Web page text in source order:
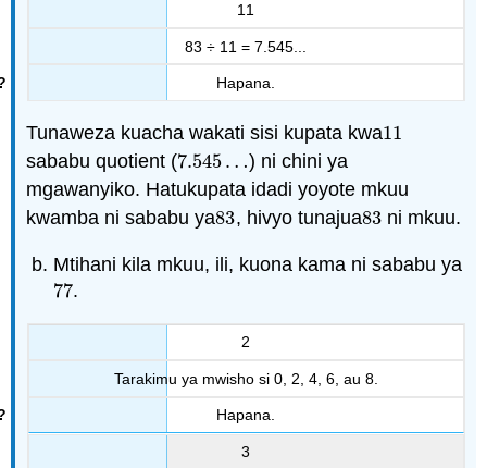
11
83 ÷ 11 = 7.545...
Hapana.
Tunaweza kuacha wakati sisi kupata kwa11
11
sababu quotient (7.545…
7.545…) ni chini ya
mgawanyiko. Hatukupata idadi yoyote mkuu
kwamba ni sababu ya83
83, hivyo tunajua83
83 ni mkuu.
Mtihani kila mkuu, ili, kuona kama ni sababu ya
77
77.
2
Tarakimu ya mwisho si 0, 2, 4, 6, au 8.
Hapana.
3